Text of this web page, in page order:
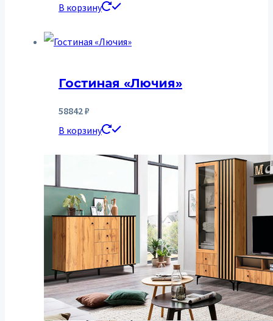
В корзину
Гостиная «Лючия»
58842₽
В корзину